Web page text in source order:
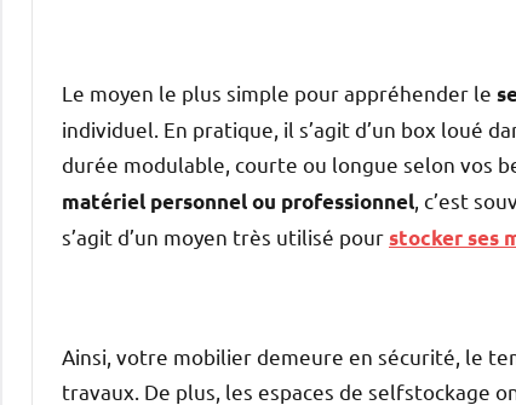
Le moyen le plus simple pour appréhender le
individuel. En pratique, il s’agit d’un box loué
durée modulable, courte ou longue selon vos
matériel personnel ou professionnel , c’est
s’agit d’un moyen très utilisé pourstocker ses
Ainsi, votre mobilier demeure en sécurité, le
travaux. De plus, les espaces de selfstockage